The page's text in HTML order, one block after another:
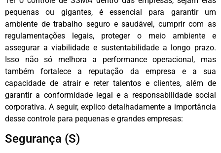
pequenas ou gigantes, é essencial para garantir um
ambiente de trabalho seguro e saudável, cumprir com as
regulamentações legais, proteger o meio ambiente e
assegurar a viabilidade e sustentabilidade a longo prazo.
Isso não só melhora a performance operacional, mas
também fortalece a reputação da empresa e a sua
capacidade de atrair e reter talentos e clientes, além de
garantir a conformidade legal e a responsabilidade social
corporativa. A seguir, explico detalhadamente a importância
desse controle para pequenas e grandes empresas:
Segurança (S)